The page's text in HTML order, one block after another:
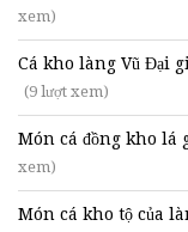
xem)
Cá kho làng Vũ Đại
(9 lượt xem)
Món cá đồng kho lá
xem)
Món cá kho tộ của